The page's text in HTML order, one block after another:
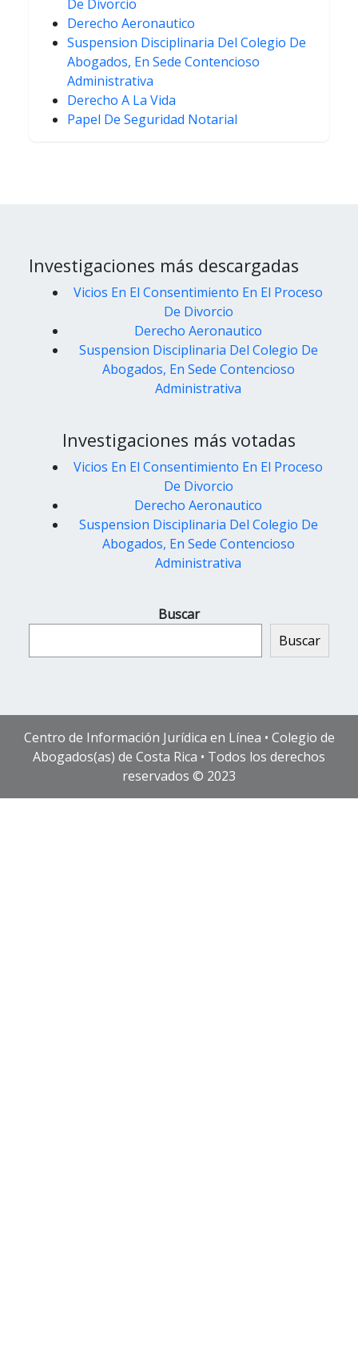
De Divorcio
Derecho Aeronautico
Suspension Disciplinaria Del Colegio De
Abogados, En Sede Contencioso
Administrativa
Derecho A La Vida
Papel De Seguridad Notarial
Investigaciones más descargadas
Vicios En El Consentimiento En El Proceso
De Divorcio
Derecho Aeronautico
Suspension Disciplinaria Del Colegio De
Abogados, En Sede Contencioso
Administrativa
Investigaciones más votadas
Vicios En El Consentimiento En El Proceso
De Divorcio
Derecho Aeronautico
Suspension Disciplinaria Del Colegio De
Abogados, En Sede Contencioso
Administrativa
Buscar
Buscar
Centro de Información Jurídica en Línea • Colegio de
Abogados(as) de Costa Rica • Todos los derechos
reservados © 2023